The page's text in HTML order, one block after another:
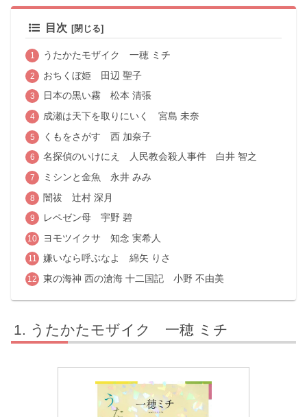
目次
うたかたモザイク 一穂 ミチ
おちくぼ姫 田辺 聖子
日本の黒い霧 松本 清張
成瀬は天下を取りにいく 宮島 未奈
くもをさがす 西 加奈子
名探偵のいけにえ 人民教会殺人事件 白井 智之
ミシンと金魚 永井 みみ
闇祓 辻村 深月
レペゼン母 宇野 碧
ヨモツイクサ 知念 実希人
嫌いなら呼ぶなよ 綿矢 りさ
東の海神 ⻄の滄海 十二国記 小野 不由美
うたかたモザイク 一穂 ミチ